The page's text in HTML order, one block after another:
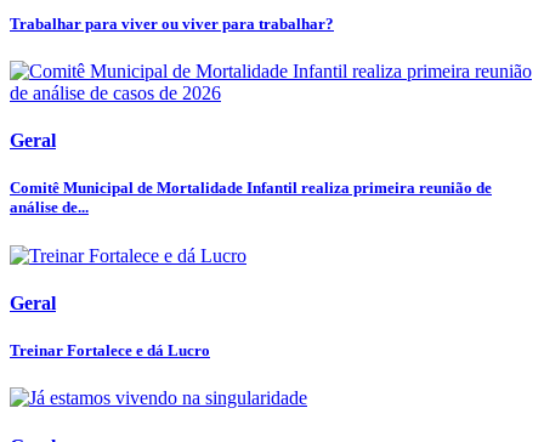
Trabalhar para viver ou viver para trabalhar?
Geral
Comitê Municipal de Mortalidade Infantil realiza primeira reunião de
análise de...
Geral
Treinar Fortalece e dá Lucro